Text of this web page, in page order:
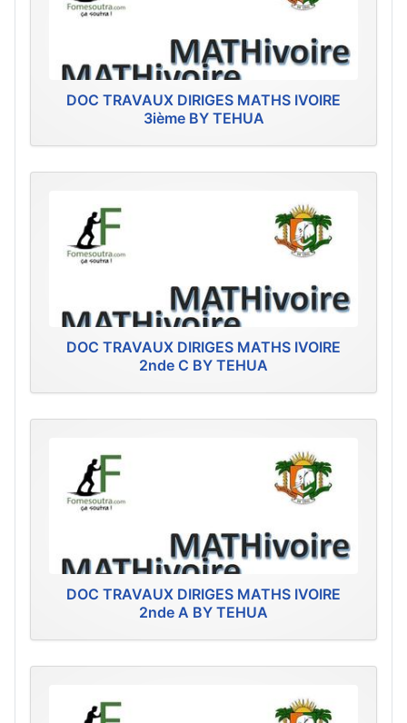
DOC TRAVAUX DIRIGES MATHS IVOIRE
3ième BY TEHUA
DOC TRAVAUX DIRIGES MATHS IVOIRE
2nde C BY TEHUA
DOC TRAVAUX DIRIGES MATHS IVOIRE
2nde A BY TEHUA